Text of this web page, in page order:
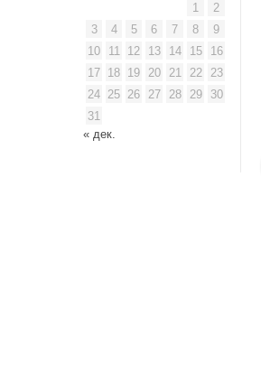
1
2
3
4 5 6 7 8
9
10
11 12 13 14 15
16
17 18 19 20 21 22
23
24 25 26 27 28 29
30
31
« дек.